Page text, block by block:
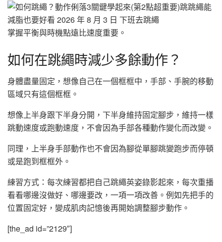
掌握平衡與時機點遠比速度重要。
如何在跳繩時減少多餘動作？
身體盡量固定，想像自己在一個框框中，手部、手腕的移動
區域只有這個框框。
想像上半身跟下半身分開，下半身維持固定腳步，維持一樣
跳動速度或跑動速度，不會因為手部各種動作變化而改變。
同理，上半身手部動作也不會因為腳從單腳跳變跑步而停頓
或是跑到框框外。
練習方式：每次練習都把自己跳繩英姿錄影起來，每次重播
看看哪邊沒做好、哪邊要改，一項一項改善。例如先把手的
位置固定好，變成肌肉記憶後再開始調整腳步動作。
[the_ad id=”2129″]